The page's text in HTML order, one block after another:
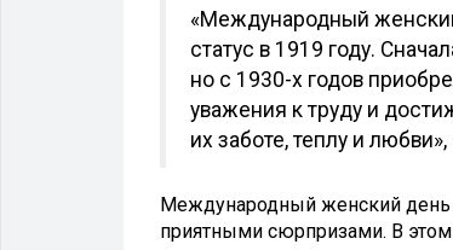
«Международный
статус в 1919 году.
но с 1930-х годов
уважения к труду и
их заботе, теплу и
Международный женский день
приятными сюрпризами. В